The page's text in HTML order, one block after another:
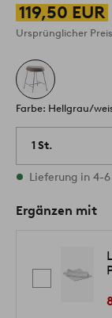
119,50 EUR
Ursprünglicher Preis
Farbe: Hellgrau/
1 St.
Vorrätig
Lieferung in 4-
Ergänzen mit